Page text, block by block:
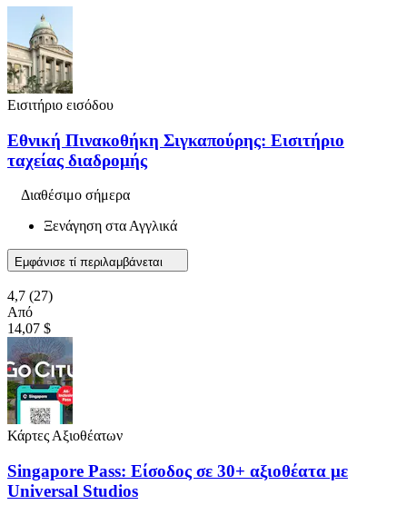
Εισιτήριο εισόδου
Εθνική Πινακοθήκη Σιγκαπούρης: Εισιτήριο
ταχείας διαδρομής
Διαθέσιμο σήμερα
Ξενάγηση στα Αγγλικά
Εμφάνισε τί περιλαμβάνεται
4,7 (27)
Από
14,07 $
Κάρτες Αξιοθέατων
Singapore Pass: Είσοδος σε 30+ αξιοθέατα με
Universal Studios